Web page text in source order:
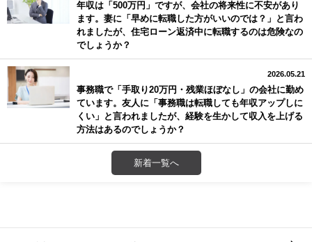
年収は「500万円」ですが、会社の将来性に不安があり
ます。妻に「早めに転職した方がいいのでは？」と言わ
れましたが、住宅ローン返済中に転職するのは危険なの
でしょうか？
2026.05.21
事務職で「手取り20万円・残業ほぼなし」の会社に勤め
ています。友人に「事務職は転職しても年収アップしに
くい」と言われましたが、経験を生かして収入を上げる
方法はあるのでしょうか？
新着一覧へ